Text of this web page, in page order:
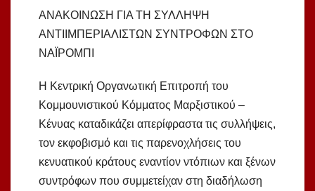
ΑΝΑΚΟΙΝΩΣΗ ΓΙΑ ΤΗ ΣΥΛΛΗΨΗ
ΑΝΤΙΙΜΠΕΡΙΑΛΙΣΤΩΝ ΣΥΝΤΡΟΦΩΝ ΣΤΟ
ΝΑΪΡΟΜΠΙ
Η Κεντρική Οργανωτική Επιτροπή του
Κομμουνιστικού Κόμματος Μαρξιστικού –
Κένυας καταδικάζει απερίφραστα τις συλλήψεις,
τον εκφοβισμό και τις παρενοχλήσεις του
κενυατικού κράτους εναντίον ντόπιων και ξένων
συντρόφων που συμμετείχαν στη διαδήλωση